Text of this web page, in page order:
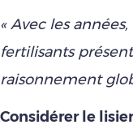
« Avec les
fertilisants
raisonnement
Considérer le